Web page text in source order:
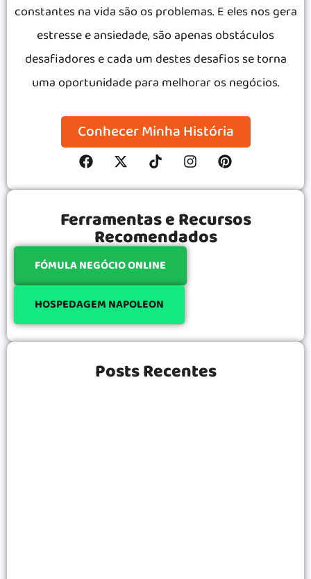
constantes na vida são os problemas. E eles nos gera
estresse e ansiedade, são apenas obstáculos
desafiadores e cada um destes desafios se torna
uma oportunidade para melhorar os negócios.
Conhecer Minha História
Ferramentas e Recursos
Recomendados
FÓMULA NEGÓCIO ONLINE
HOSPEDAGEM NAPOLEON
Posts Recentes